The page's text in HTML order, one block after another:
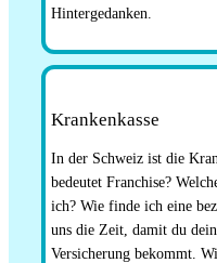
Hintergedanken.
Krankenkasse
In der Schweiz ist die
bedeutet Franchise?
ich? Wie finde ich eine
uns die Zeit, damit du
Versicherung bekommt.